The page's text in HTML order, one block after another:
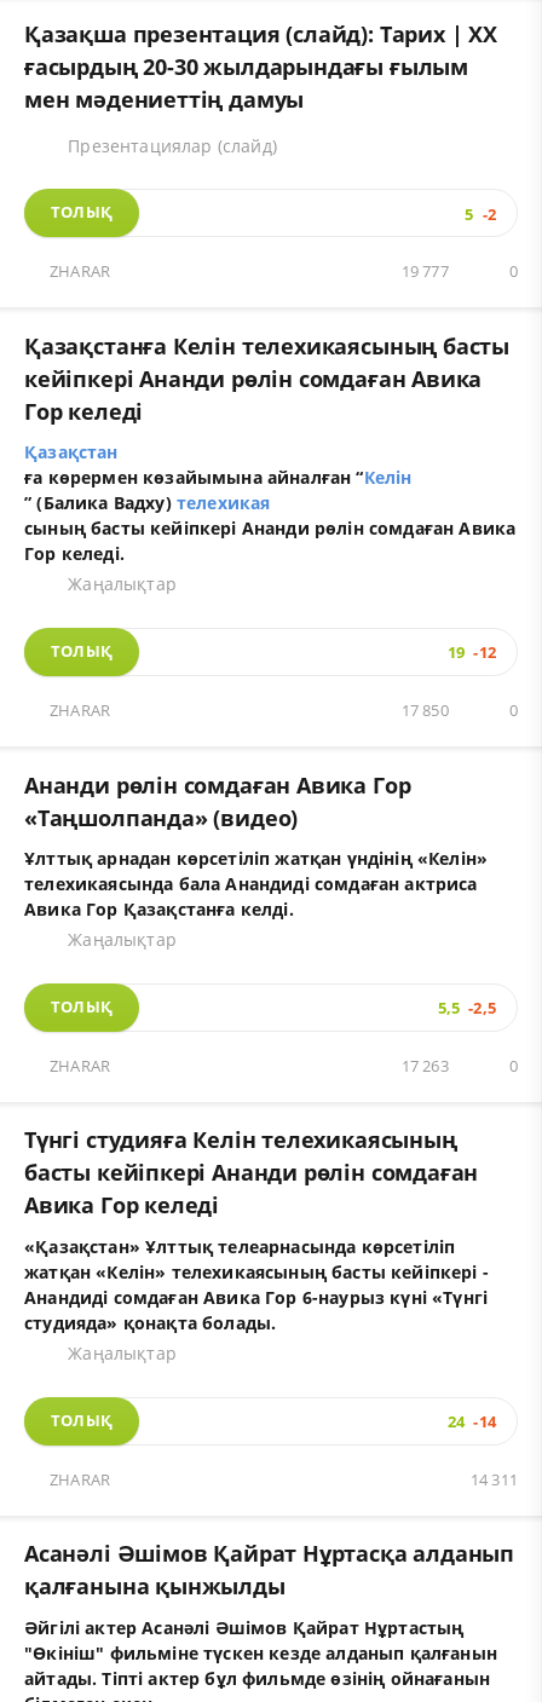
Қазақша презентация (слайд): Тарих | ХХ
ғасырдың 20-30 жылдарындағы ғылым
мен мәдениеттің дамуы
Презентациялар (слайд)
ТОЛЫҚ 5 -2
ZHARAR 0
19 777
Қазақстанға Келін телехикаясының басты
кейіпкері Ананди рөлін сомдаған Авика
Гор келеді
Қазақстан
ға көрермен көзайымына айналған “Келін
” (Балика Вадху) телехикая
сының басты кейіпкері Ананди рөлін сомдаған Авика
Гор келеді.
Жаңалықтар
ТОЛЫҚ 19 -12
ZHARAR 0
17 850
Ананди рөлін сомдаған Авика Гор
«Таңшолпанда» (видео)
Ұлттық арнадан көрсетіліп жатқан үндінің «Келін»
телехикаясында бала Анандиді сомдаған актриса
Авика Гор Қазақстанға келді.
Жаңалықтар
ТОЛЫҚ 5,5 -2,5
ZHARAR 0
17 263
Түнгі студияға Келін телехикаясының
басты кейіпкері Ананди рөлін сомдаған
Авика Гор келеді
«Қазақстан» Ұлттық телеарнасында көрсетіліп
жатқан «Келін» телехикаясының басты кейіпкері -
Анандиді сомдаған Авика Гор 6-наурыз күні «Түнгі
студияда» қонақта болады.
Жаңалықтар
ТОЛЫҚ 24 -14
ZHARAR 14 311
Асанәлі Әшімов Қайрат Нұртасқа алданып
қалғанына қынжылды
Әйгілі актер Асанәлі Әшімов Қайрат Нұртастың
"Өкініш" фильміне түскен кезде алданып қалғанын
айтады. Тіпті актер бұл фильмде өзінің ойнағанын